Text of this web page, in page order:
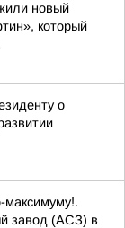
новый
который
о
максимуму!.
завод (АСЗ) в